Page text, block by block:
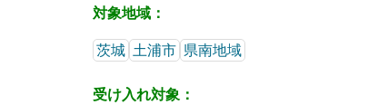
対象地域：
茨城 土浦市 県南地域
受け入れ対象：